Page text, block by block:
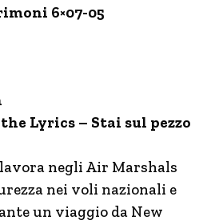
6×07-05
Lyrics – Stai sul pezzo
lavora negli Air Marshals
nei voli nazionali e
un viaggio da New